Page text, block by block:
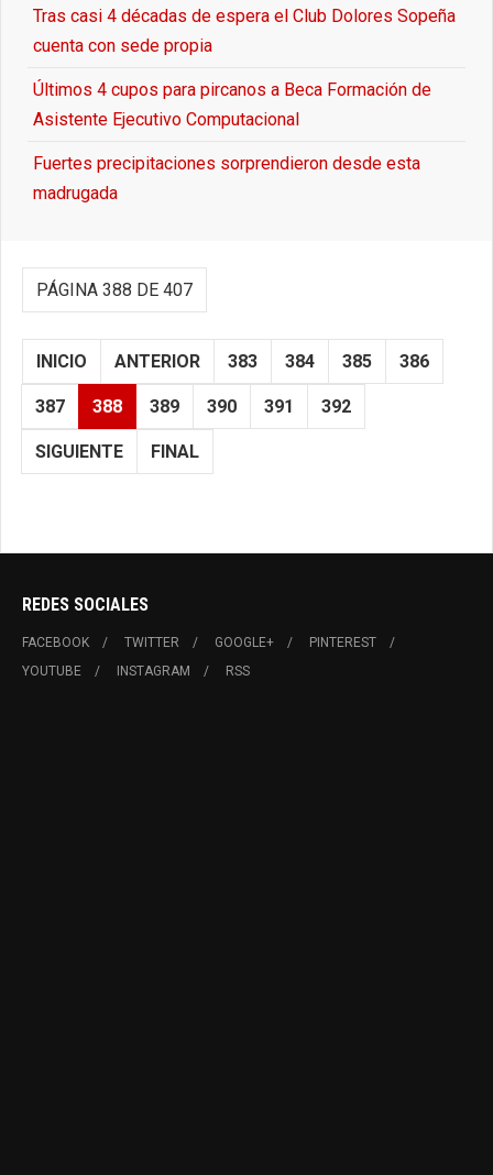
Tras casi 4 décadas de espera el Club Dolores Sopeña
cuenta con sede propia
Últimos 4 cupos para pircanos a Beca Formación de
Asistente Ejecutivo Computacional
Fuertes precipitaciones sorprendieron desde esta
madrugada
PÁGINA 388 DE 407
INICIO ANTERIOR 383 384 385 386
387 388 389 390 391 392
SIGUIENTE FINAL
REDES SOCIALES
FACEBOOK TWITTER GOOGLE+
PINTEREST
YOUTUBE
INSTAGRAM RSS